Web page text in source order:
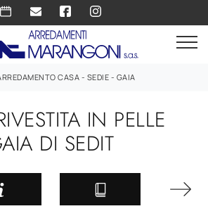
CASA - SEDIE - GAIA
IN PELLE
DI SEDIT